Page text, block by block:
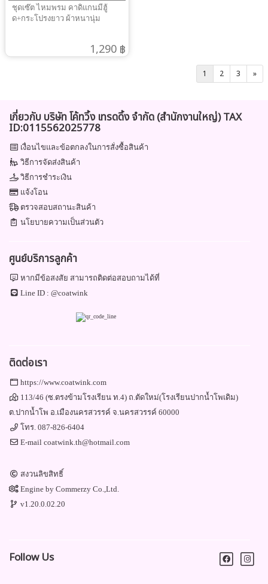
ชุดเซ๊ต ไหมพรม คาดิแกนมีฮู้
ด+กระโปรงยาว ผ้าหนานุ่ม
1,290 ฿
1 2 3 »
เกี่ยวกับ บริษัท โค้ทวิ้ง เทรดดิ้ง จำกัด (สำนักงานใหญ่) TAX
ID:0115562025778
เงื่อนไขและข้อตกลงในการสั่งซื้อสินค้า
วิธีการจัดส่งสินค้า
วิธีการชำระเงิน
แจ้งโอน
ตรวจสอบสถานะสินค้า
นโยบายความเป็นส่วนตัว
ศูนย์บริการลูกค้า
หากมีข้อสงสัย สามารถติดต่อสอบถามได้ที่
Line ID :@coatwink
ติดต่อเรา
https://www.coatwink.com
113/46 (ซ.ตรงข้ามโรงเรียน ท.4) ถ.ตัดใหม่(โรงเรียนปากน้ำโพเดิม)
ต.ปากน้ำโพ อ.เมืองนครสวรรค์ จ.นครสวรรค์ 60000
โทร.087-826-6404
E-mailcoatwink.th@hotmail.com
สงวนลิขสิทธิ์
Engine byCommerzy Co.,Ltd.
v1.20.0.02.20
Follow Us